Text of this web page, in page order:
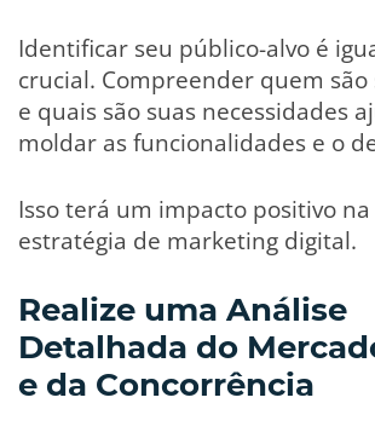
Identificar seu público-alvo é
crucial. Compreender quem são
e quais são suas necessidades
moldar as funcionalidades e o
Isso terá um impacto positivo na
estratégia de marketing digital.
Realize uma Análise
Detalhada do
e da Concorrência